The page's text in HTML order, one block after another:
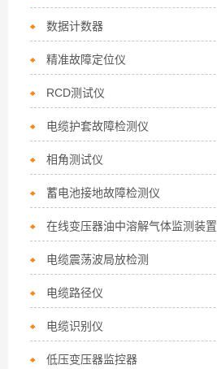
数据计数器
精准故障定位仪
RCD测试仪
电缆护套故障检测仪
相角测试仪
蓄电池接地故障检测仪
在线变压器油中溶解气体监测装置
电缆震荡波局放检测
电缆路径仪
电缆识别仪
低压变压器监控器